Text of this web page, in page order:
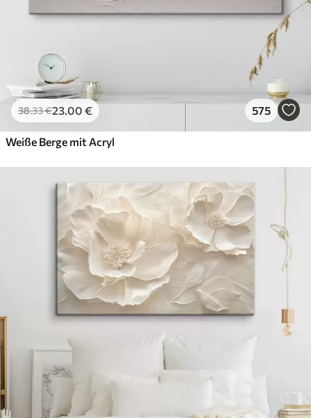
38.33€23 .00 € 575
Weiße Berge mit Acryl